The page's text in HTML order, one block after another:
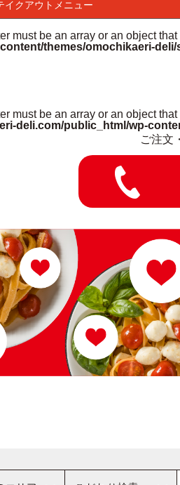
イクアウトメニュー
must be an array or an object
themes/omochikaeri-deli/
must be an array or an object
deli.com/public_html/wp-
ご注文